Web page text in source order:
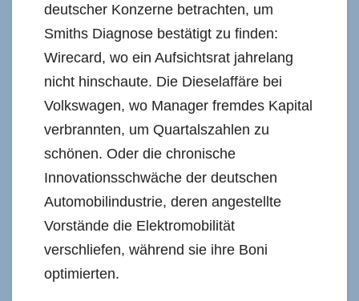
deutscher Konzerne betrachten, um
Smiths Diagnose bestätigt zu finden:
Wirecard, wo ein Aufsichtsrat jahrelang
nicht hinschaute. Die Dieselaffäre bei
Volkswagen, wo Manager fremdes Kapital
verbrannten, um Quartalszahlen zu
schönen. Oder die chronische
Innovationsschwäche der deutschen
Automobilindustrie, deren angestellte
Vorstände die Elektromobilität
verschliefen, während sie ihre Boni
optimierten.